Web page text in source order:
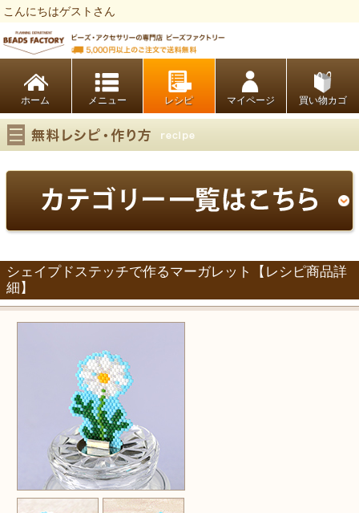
こんにちはゲストさん
ホーム レシピ マイページ 買い物カゴ
シェイプドステッチで作るマーガレット【レシピ商品詳
細】